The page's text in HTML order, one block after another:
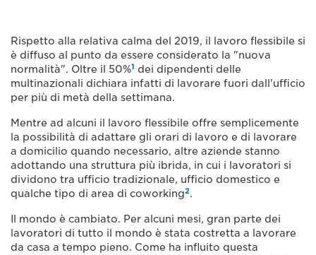
Rispetto alla relativa calma del 2019, il lavoro flessibile si
è diffuso al punto da essere considerato la "nuova
normalità". Oltre il 50%1 dei dipendenti delle
multinazionali dichiara infatti di lavorare fuori dall'ufficio
per più di metà della settimana.
Mentre ad alcuni il lavoro flessibile offre semplicemente
la possibilità di adattare gli orari di lavoro e di lavorare
a domicilio quando necessario, altre aziende stanno
adottando una struttura più ibrida, in cui i lavoratori si
dividono tra ufficio tradizionale, ufficio domestico e
qualche tipo di area di coworking2.
Il mondo è cambiato. Per alcuni mesi, gran parte dei
lavoratori di tutto il mondo è stata costretta a lavorare
da casa a tempo pieno. Come ha influito questa